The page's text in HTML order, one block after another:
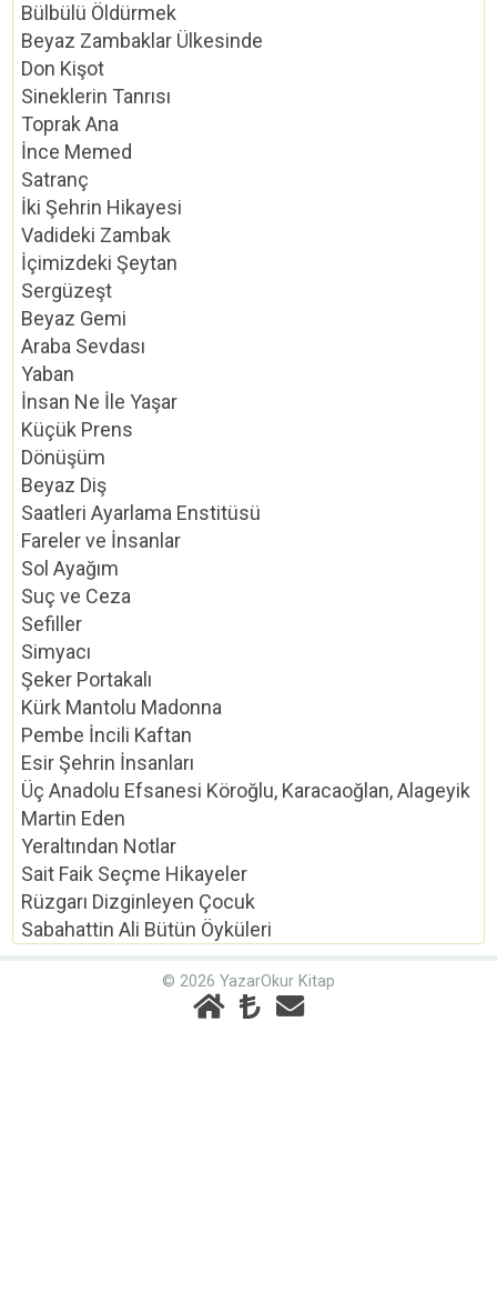
Bülbülü Öldürmek
Beyaz Zambaklar Ülkesinde
Don Kişot
Sineklerin Tanrısı
Toprak Ana
İnce Memed
Satranç
İki Şehrin Hikayesi
Vadideki Zambak
İçimizdeki Şeytan
Sergüzeşt
Beyaz Gemi
Araba Sevdası
Yaban
İnsan Ne İle Yaşar
Küçük Prens
Dönüşüm
Beyaz Diş
Saatleri Ayarlama Enstitüsü
Fareler ve İnsanlar
Sol Ayağım
Suç ve Ceza
Sefiller
Simyacı
Şeker Portakalı
Kürk Mantolu Madonna
Pembe İncili Kaftan
Esir Şehrin İnsanları
Üç Anadolu Efsanesi Köroğlu, Karacaoğlan, Alageyik
Martin Eden
Yeraltından Notlar
Sait Faik Seçme Hikayeler
Rüzgarı Dizginleyen Çocuk
Sabahattin Ali Bütün Öyküleri
© 2026 YazarOkur Kitap